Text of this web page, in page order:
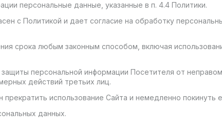
персональные данные, указанные в п. 4.4 Политики.
с Политикой и дает согласие на обработку
срока любым законным способом, включая
персональной информации Посетителя от
действий третьих лиц.
использование Сайта и немедленно покинуть
данных.